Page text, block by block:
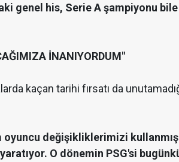
genel his, Serie A şampiyonu
İNANIYORDUM"
kaçan tarihi fırsatı da
oyuncu değişikliklerimizi
O dönemin PSG'si